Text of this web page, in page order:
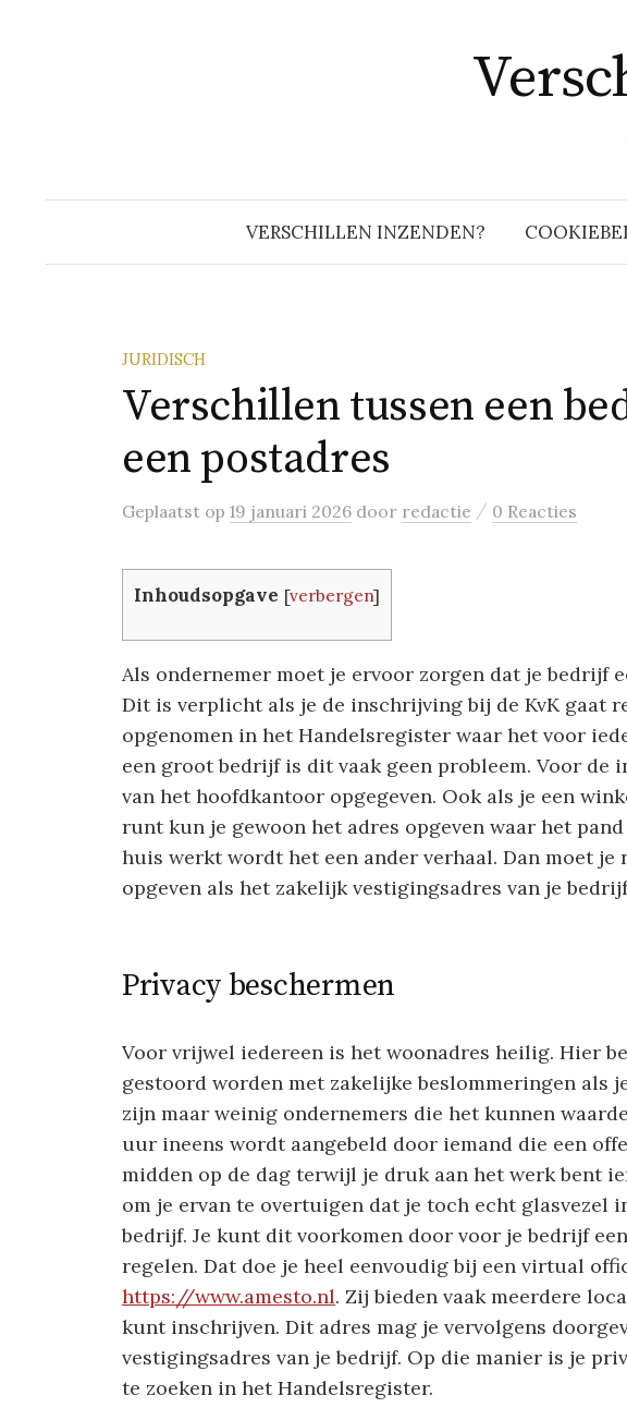
VERSCHILLEN INZENDEN?
JURIDISCH
Verschillen tussen een
een postadres
Geplaatst op 19 januari 2026 door redactie / 0 Reacties
Inhoudsopgave [verbergen]
Als ondernemer moet je ervoor zorgen dat je bedrijf
Dit is verplicht als je de inschrijving bij de KvK gaat
opgenomen in het Handelsregister waar het voor
een groot bedrijf is dit vaak geen probleem. Voor de
van het hoofdkantoor opgegeven. Ook als je een
runt kun je gewoon het adres opgeven waar het
huis werkt wordt het een ander verhaal. Dan moet je
opgeven als het zakelijk vestigingsadres van je
Privacy beschermen
Voor vrijwel iedereen is het woonadres heilig. Hier
gestoord worden met zakelijke beslommeringen als
zijn maar weinig ondernemers die het kunnen
uur ineens wordt aangebeld door iemand die een
midden op de dag terwijl je druk aan het werk bent
om je ervan te overtuigen dat je toch echt glasvezel
bedrijf. Je kunt dit voorkomen door voor je bedrijf
regelen. Dat doe je heel eenvoudig bij een virtual
https://www.amesto.nl. Zij bieden vaak meerdere
kunt inschrijven. Dit adres mag je vervolgens
vestigingsadres van je bedrijf. Op die manier is je
te zoeken in het Handelsregister.